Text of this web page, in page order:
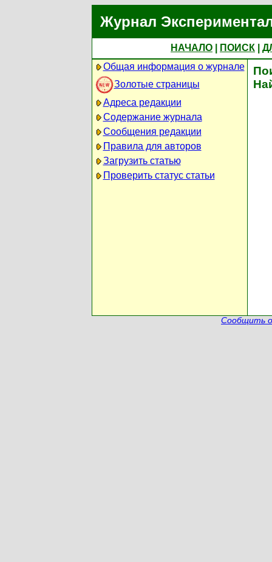
Журнал
НАЧАЛО ПОИСК
Общая информация о журнале
Золотые страницы
Адреса редакции
Содержание журнала
Сообщения редакции
Правила для авторов
Загрузить статью
Проверить статус статьи
Сообщить о